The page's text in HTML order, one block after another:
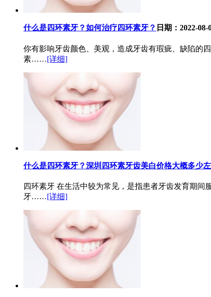
什么是四环素牙？如何治疗四环素牙？ 日期：2022-08-
你有影响牙齿颜色、美观，造成牙齿有瑕疵、缺陷的
素……[详细]
什么是四环素牙？深圳四环素牙齿美白价格大概多少
四环素牙 在生活中较为常见，是指患者牙齿发育期
牙……[详细]